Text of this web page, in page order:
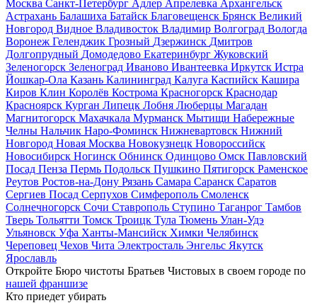
Москва Санкт-Петербург Адлер Апрелевка Архангельск
Астрахань Балашиха Батайск Благовещенск Брянск Великий
Новгород Видное Владивосток Владимир Волгоград Вологда
Воронеж Геленджик Грозный Дзержинск Дмитров
Долгопрудный Домодедово Екатеринбург Жуковский
Зеленогорск Зеленоград Иваново Ивантеевка Иркутск Истра
Йошкар-Ола Казань Калининград Калуга Каспийск Кашира
Киров Клин Королёв Кострома Красногорск Краснодар
Красноярск Курган Липецк Лобня Люберцы Магадан
Магнитогорск Махачкала Мурманск Мытищи Набережные
Челны Нальчик Наро-Фоминск Нижневартовск Нижний
Новгород Новая Москва Новокузнецк Новороссийск
Новосибирск Ногинск Обнинск Одинцово Омск Павловский
Посад Пенза Пермь Подольск Пушкино Пятигорск Раменское
Реутов Ростов-на-Дону Рязань Самара Саранск Саратов
Сергиев Посад Серпухов Симферополь Смоленск
Солнечногорск Сочи Ставрополь Ступино Таганрог Тамбов
Тверь Тольятти Томск Троицк Тула Тюмень Улан-Удэ
Ульяновск Уфа Ханты-Мансийск Химки Челябинск
Череповец Чехов Чита Электросталь Энгельс Якутск
Ярославль
Откройте Бюро чистоты Братьев Чистовых в своем городе по
нашей франшизе
Кто приедет убирать